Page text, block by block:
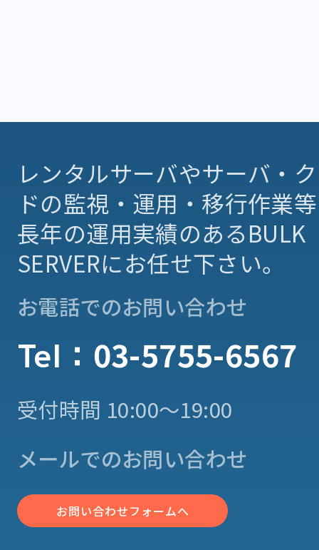
レンタルサーバやサーバ・
ドの監視・運用・移行作業
長年の運用実績のあるBULK
SERVERにお任せ下さい。
お電話でのお問い合わせ
Tel： 03-5755-6567
受付時間 10:00〜19:00
メールでのお問い合わせ
お問い合わせフォームへ